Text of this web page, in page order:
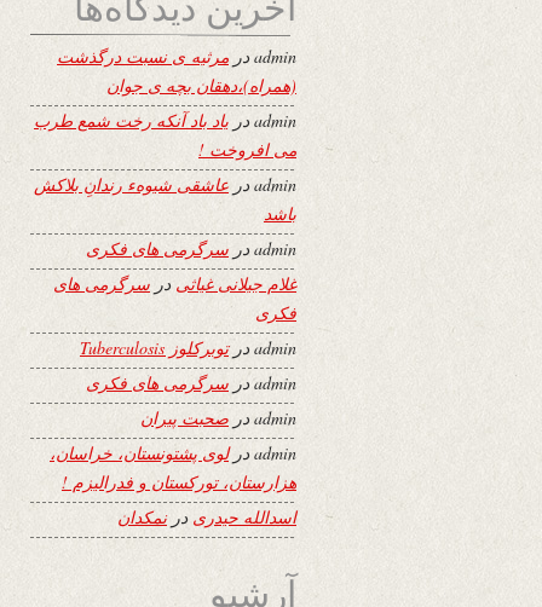
adminدر مرثیه ی نسبت درگذشت
(همراه)،دهقان بچه ی جوان
admin در یاد باد آنکه رخت شمع طرب
می افروخت !
adminدر عاشقی شیوهء رندانِ بلاکش
باشد
admin در سرگرمی های فکری
غلام جیلانی غیاثی در سرگرمی های
فکری
adminدرتوبرکلوز Tuberculosis
adminدر سرگرمی های فکری
admin در صحبت پیران
adminدرلوی پشتونستان، خراسان،
هزارستان، تورکستان و فدرالیزم !
اسدالله حیدری درنمکدان
آرشیو